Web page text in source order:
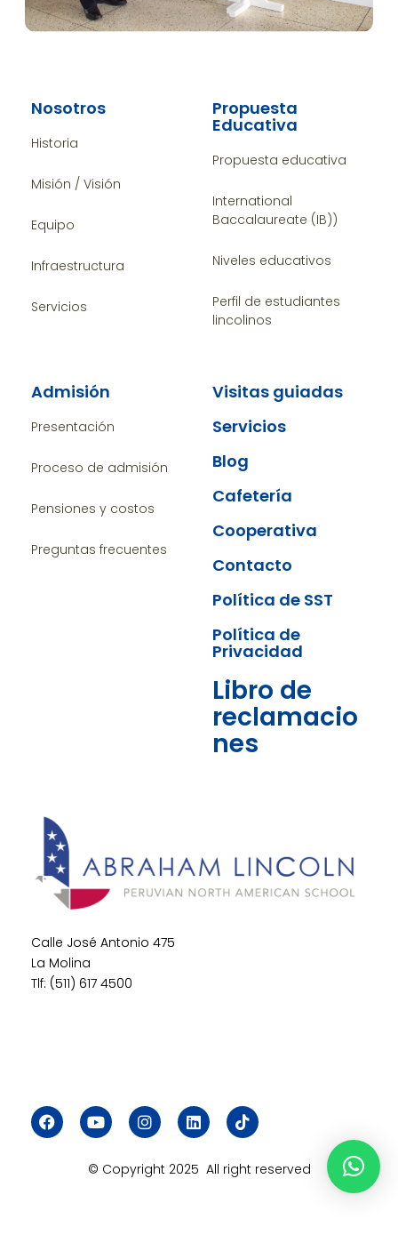
Nosotros
Historia
Misión / Visión
Equipo
Infraestructura
Servicios
Propuesta
Educativa
Propuesta educativa
International
Baccalaureate (IB))
Niveles educativos
Perfil de estudiantes
lincolinos
Admisión
Presentación
Proceso de admisión
Pensiones y costos
Preguntas frecuentes
Visitas guiadas
Servicios
Blog
Cafetería
Cooperativa
Contacto
Política de SST
Política de
Privacidad
Libro de
reclamacio
nes
Calle José Antonio 475
La Molina
Tlf: (511) 617 4500
© Copyright 2025 All right reserved